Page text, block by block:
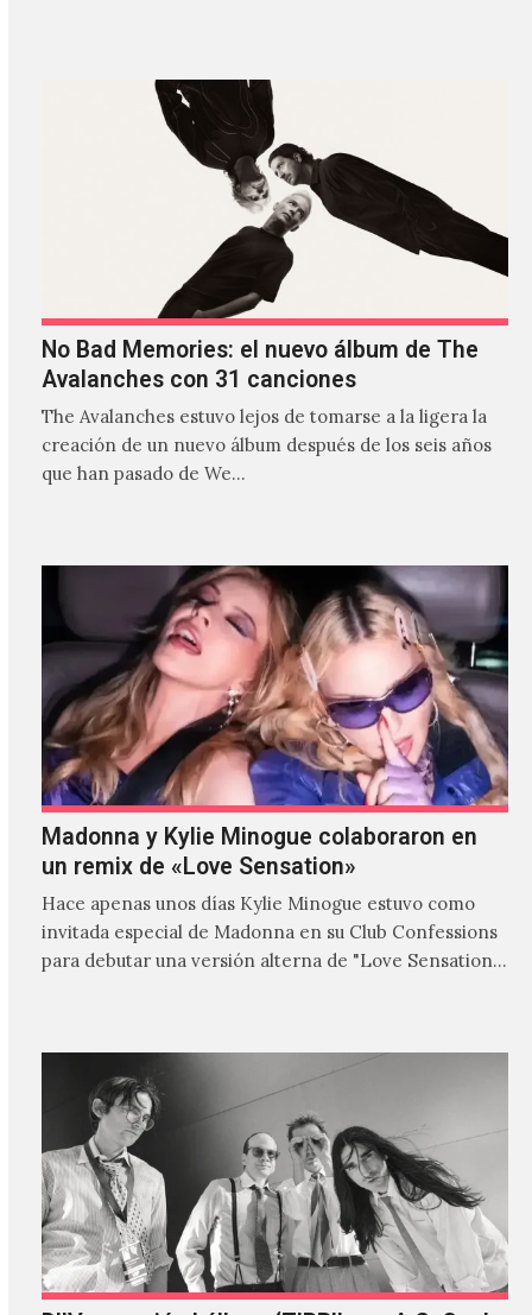
No Bad Memories: el nuevo álbum de The
Avalanches con 31 canciones
The Avalanches estuvo lejos de tomarse a la ligera la
creación de un nuevo álbum después de los seis años
que han pasado de We…
Madonna y Kylie Minogue colaboraron en
un remix de «Love Sensation»
Hace apenas unos días Kylie Minogue estuvo como
invitada especial de Madonna en su Club Confessions
para debutar una versión alterna de "Love Sensation",